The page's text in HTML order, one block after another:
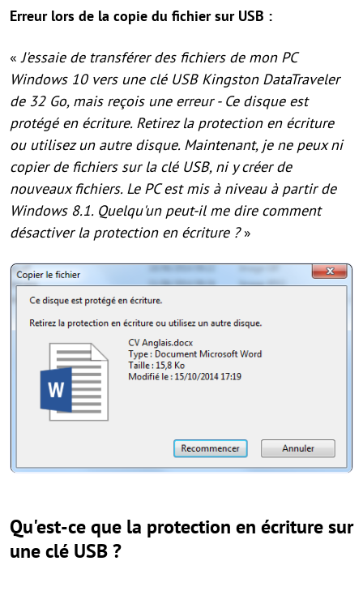
Erreur lors de la copie du fichier sur USB :
«J'essaie de transférer des fichiers de mon PC
Windows 10 vers une clé USB Kingston DataTraveler
de 32 Go, mais reçois une erreur - Ce disque est
protégé en écriture. Retirez la protection en écriture
ou utilisez un autre disque. Maintenant, je ne peux ni
copier de fichiers sur la clé USB, ni y créer de
nouveaux fichiers. Le PC est mis à niveau à partir de
Windows 8.1. Quelqu'un peut-il me dire comment
désactiver la protection en écriture ?»
Qu'est-ce que la protection en écriture sur
une clé USB ?